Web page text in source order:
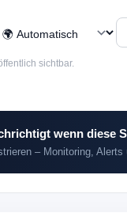
sichtbar.
wenn diese
– Monitoring, Alerts